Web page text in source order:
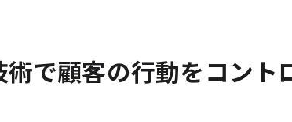
で顧客の行動をコント